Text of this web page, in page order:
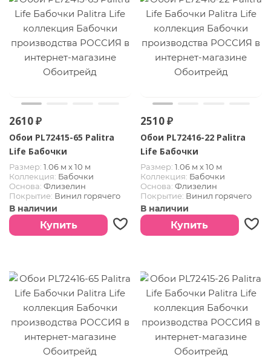
2610 ₽
Обои PL72415-65 Palitra
Life Бабочки
Размер: 1.06 м х 10 м
Коллекция: Бабочки
Основа: Флизелин
Покрытие: Винил горячего
тиснения
Страна:РОССИЯ
В наличии
Купить
2510 ₽
Обои PL72416-22 Palitra
Life Бабочки
Размер: 1.06 м х 10 м
Коллекция: Бабочки
Основа: Флизелин
Покрытие: Винил горячего
тиснения
Страна:РОССИЯ
В наличии
Купить